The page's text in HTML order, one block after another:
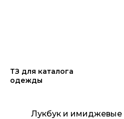
ТЗ для каталога
одежды
Лукбук и